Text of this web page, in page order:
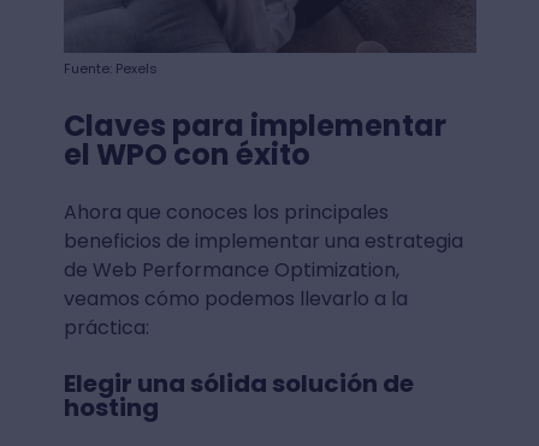
Fuente: Pexels
Claves para implementar
el WPO con éxito
Ahora que conoces los principales
beneficios de implementar una estrategia
de Web Performance Optimization,
veamos cómo podemos llevarlo a la
práctica:
Elegir una sólida solución de
hosting